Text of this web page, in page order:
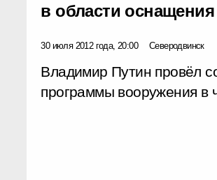
в области
30 июля 2012 года, 20:00 Северодвинск
Владимир Путин провёл
программы вооружения в